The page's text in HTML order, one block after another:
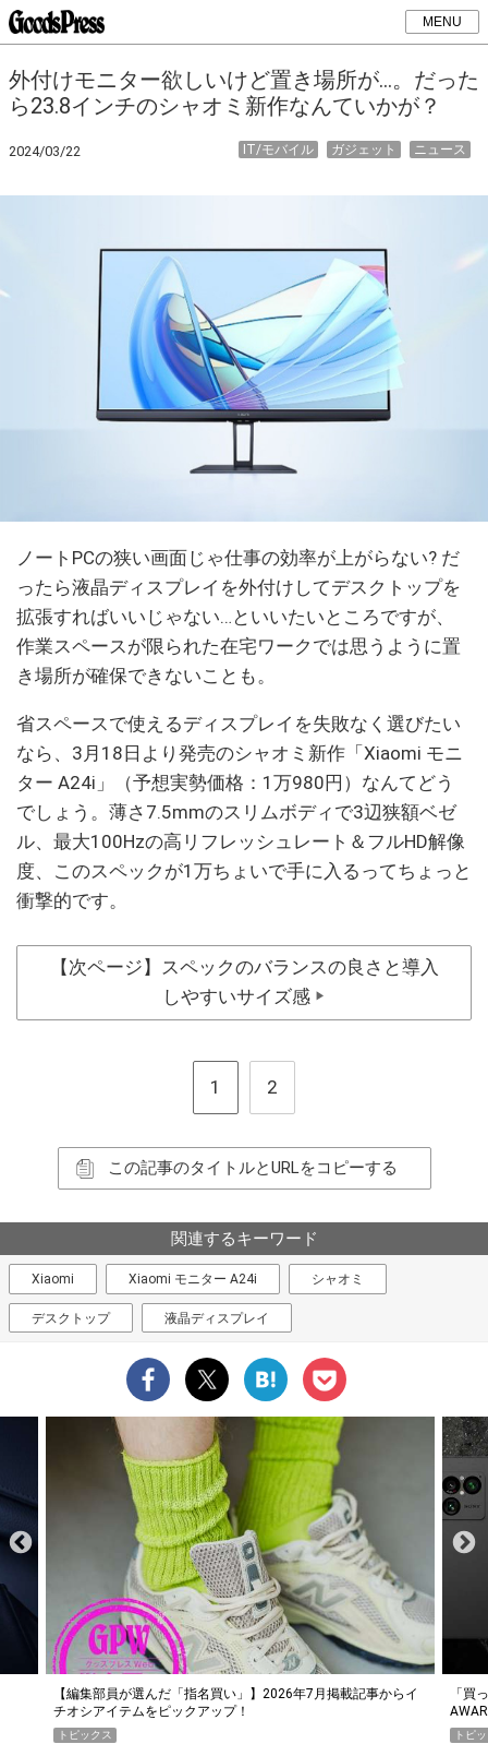
MENU
外付けモニター欲しいけど置き場所が…。だった
ら23.8インチのシャオミ新作なんていかが？
2024/03/22 ニュース
ガジェット
IT/モバイル
ノートPCの狭い画面じゃ仕事の効率が上がらない? だ
ったら液晶ディスプレイを外付けしてデスクトップを
拡張すればいいじゃない…といいたいところですが、
作業スペースが限られた在宅ワークでは思うように置
き場所が確保できないことも。
省スペースで使えるディスプレイを失敗なく選びたい
なら、3月18日より発売のシャオミ新作「Xiaomi モニ
ター A24i」（予想実勢価格：1万980円）なんてどう
でしょう。薄さ7.5mmのスリムボディで3辺狭額ベゼ
ル、最大100Hzの高リフレッシュレート＆フルHD解像
度、このスペックが1万ちょいで手に入るってちょっと
衝撃的です。
【次ページ】スペックのバランスの良さと導入
しやすいサイズ感 ▶
1 2
この記事のタイトルとURLをコピーする
関連するキーワード
Xiaomi Xiaomi モニター A24i シャオミ
デスクトップ 液晶ディスプレイ
「買って損なし」の極上スマホ5選【GoodsPress 2026上半期
AWARD】
トピックス
薄着
PR